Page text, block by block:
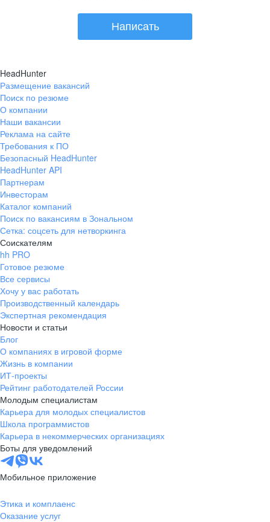
Написать
HeadHunter
Размещение вакансий
Поиск по резюме
О компании
Наши вакансии
Реклама на сайте
Требования к ПО
Безопасный HeadHunter
HeadHunter API
Партнерам
Инвесторам
Каталог компаний
Поиск по вакансиям в Зональном
Сетка: соцсеть для нетворкинга
Соискателям
hh PRO
Готовое резюме
Все сервисы
Хочу у вас работать
Производственный календарь
Экспертная рекомендация
Новости и статьи
Блог
О компаниях в игровой форме
Жизнь в компании
ИТ-проекты
Рейтинг работодателей России
Молодым специалистам
Карьера для молодых специалистов
Школа программистов
Карьера в некоммерческих организациях
Боты для уведомлений
Мобильное приложение
Этика и комплаенс
Оказание услуг